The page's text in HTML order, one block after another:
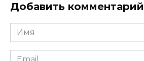
Добавить комментарий
Имя
*
Email